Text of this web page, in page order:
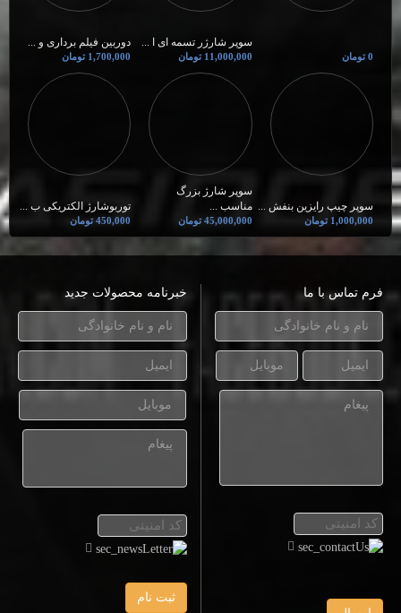
0 تومان
سوپر شارژر تسمه ای ا ...
11,000,000 تومان
دوربین فیلم برداری و ...
1,700,000 تومان
سوپر چیپ رایزین بنفش ...
1,000,000 تومان
سوپر شارژ بزرگ
مناسب ...
45,000,000 تومان
توربوشارژ الکتریکی ب ...
450,000 تومان
فرم تماس با ما خبرنامه محصولات جدید
ثبت نام